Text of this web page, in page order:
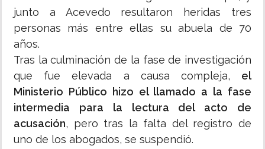
junto a Acevedo resultaron heridas tres
personas más entre ellas su abuela de 70
años.
Tras la culminación de la fase de investigación
que fue elevada a causa compleja, el
Ministerio Público hizo el llamado a la fase
intermedia para la lectura del acto de
acusación, pero tras la falta del registro de
uno de los abogados, se suspendió.